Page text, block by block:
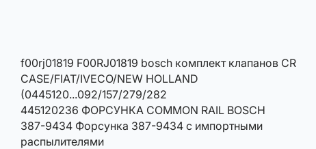
f00rj01819 F00RJ01819 bosch комплект клапанов CR
CASE/FIAT/IVECO/NEW HOLLAND
(0445120...092/157/279/282
445120236 ФОРСУНКА COMMON RAIL BOSCH
387-9434 Форсунка 387-9434 с импортными
распылителями